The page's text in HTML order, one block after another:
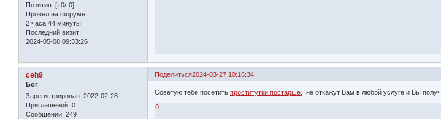
Позитив: [+0/-0]
Провел на форуме:
2 часа 44 минуты
Последний визит:
2024-05-08 09:33:26
Поделиться2024-03-27 10:16:34
ceh9
Бог
Зарегистрирован: 2022-02-28
Приглашений: 0
Сообщений: 249
Советую тебе посетитьпроститутки постарше , не откажут Вам в любой услуге и Вы
0